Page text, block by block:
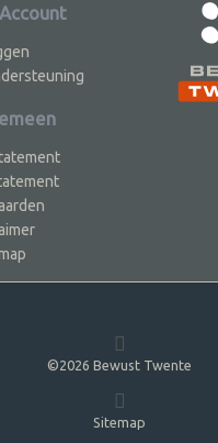
©2026 Bewust Twente
Sitemap